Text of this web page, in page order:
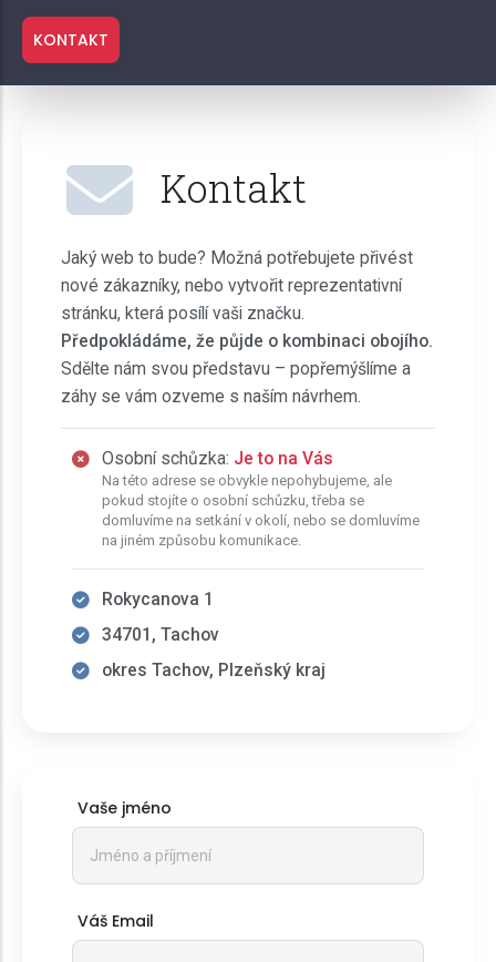
KONTAKT
Kontakt
Jaký web to bude? Možná potřebujete přivést
nové zákazníky, nebo vytvořit reprezentativní
stránku, která posílí vaši značku.
Předpokládáme, že půjde o kombinaci obojího.
Sdělte nám svou představu – popřemýšlíme a
záhy se vám ozveme s naším návrhem.
Osobní schůzka: Je to na Vás
Na této adrese se obvykle nepohybujeme, ale
pokud stojíte o osobní schůzku, třeba se
domluvíme na setkání v okolí, nebo se domluvíme
na jiném způsobu komunikace.
Rokycanova 1
34701, Tachov
okres Tachov, Plzeňský kraj
Vaše jméno
Váš Email